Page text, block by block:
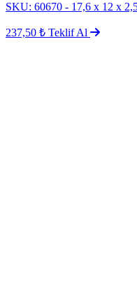
SKU: 60670 - 17,6 x 12 x
237,50 ₺ Teklif Al